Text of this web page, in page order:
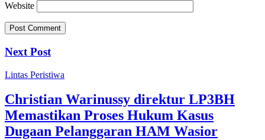
Website
Next Post
Lintas Peristiwa
Christian Warinussy direktur LP3BH
Memastikan Proses Hukum Kasus
Dugaan Pelanggaran HAM Wasior